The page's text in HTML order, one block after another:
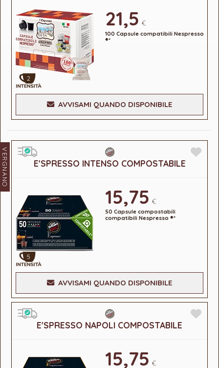
2
21,5 €
100 Capsule compatibili Nespresso
®*
AVVISAMI QUANDO DISPONIBILE
VERGNANO E'SPRESSO INTENSO COMPOSTABILE
5
15,75 €
50 Capsule compostabili
compatibili Nespresso ®*
AVVISAMI QUANDO DISPONIBILE
E'SPRESSO NAPOLI COMPOSTABILE
15,75 €